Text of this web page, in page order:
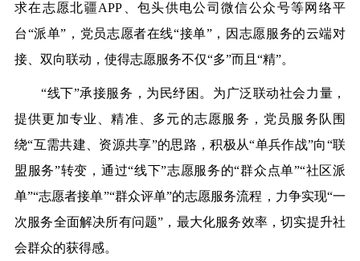
求在志愿北疆APP、包头供电公司微信公众号等网络平
台“派单”，党员志愿者在线“接单”，因志愿服务的云端对
接、双向联动，使得志愿服务不仅“多”而且“精”。
“线下”承接服务，为民纾困。为广泛联动社会力量，
提供更加专业、精准、多元的志愿服务，党员服务队围
绕“互需共建、资源共享”的思路，积极从“单兵作战”向“联
盟服务”转变，通过“线下”志愿服务的“群众点单”“社区派
单”“志愿者接单”“群众评单”的志愿服务流程，力争实现“一
次服务全面解决所有问题”，最大化服务效率，切实提升社
会群众的获得感。